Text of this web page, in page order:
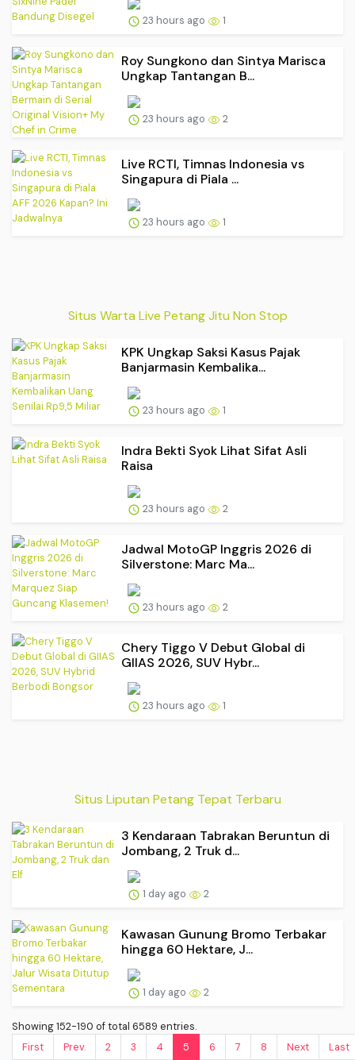
23 hours ago 1
Roy Sungkono dan Sintya Marisca
Ungkap Tantangan B...
23 hours ago 2
Live RCTI, Timnas Indonesia vs
Singapura di Piala ...
23 hours ago 1
Situs Warta Live Petang Jitu Non Stop
KPK Ungkap Saksi Kasus Pajak
Banjarmasin Kembalika...
23 hours ago 1
Indra Bekti Syok Lihat Sifat Asli
Raisa
23 hours ago 2
Jadwal MotoGP Inggris 2026 di
Silverstone: Marc Ma...
23 hours ago 2
Chery Tiggo V Debut Global di
GIIAS 2026, SUV Hybr...
23 hours ago 1
Situs Liputan Petang Tepat Terbaru
3 Kendaraan Tabrakan Beruntun di
Jombang, 2 Truk d...
1 day ago 2
Kawasan Gunung Bromo Terbakar
hingga 60 Hektare, J...
1 day ago 2
Showing 152-190 of total 6589 entries.
First
Prev. 2 3 4 5 6 7 8 Next Last